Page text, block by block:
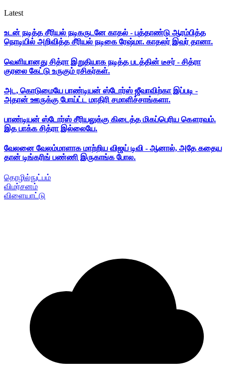
Latest
உடன் நடித்த சீரியல் நடிகருடனே காதல் - புத்தாண்டு ஆரம்பித்த
நொடியில் அறிவித்த சீரியல் நடிகை ரேஷ்மா. காதலர் இவர் தானா.
வெளியானது சித்ரா இறுதியாக நடித்த படத்தின் டீசர் - சித்ரா
குரலை கேட்டு உருகும் ரசிகர்கள்.
அட, கொடுமையே பாண்டியன் ஸ்டோர்ஸ் ஜீவாவிற்கா இப்படி -
அதான் ஊருக்கு போய்ட்ட மாதிரி சமாளிச்சாங்களா.
பாண்டியன் ஸ்டோர்ஸ் சீரியலுக்கு கிடைத்த மிகப்பெரிய கௌரவம்.
இத பாக்க சித்ரா இல்லையே.
வேலனை வேலம்மாளாக மாற்றிய விஜய் டிவி - ஆனால், அதே கதைய
தான் டிங்கரிங் பண்ணி இருகாங்க போல.
தொழில்நுட்பம்
விமர்சனம்
விளையாட்டு